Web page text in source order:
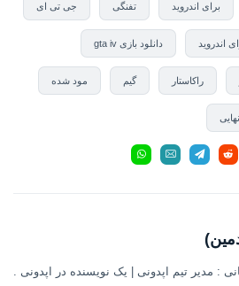
برای اندروید تفنگی جی تی ای
دانلود بازی gta iv
راکاستار گیم مود شده
: مدیر تیم اپدونی | یک نویسنده در اپدونی .